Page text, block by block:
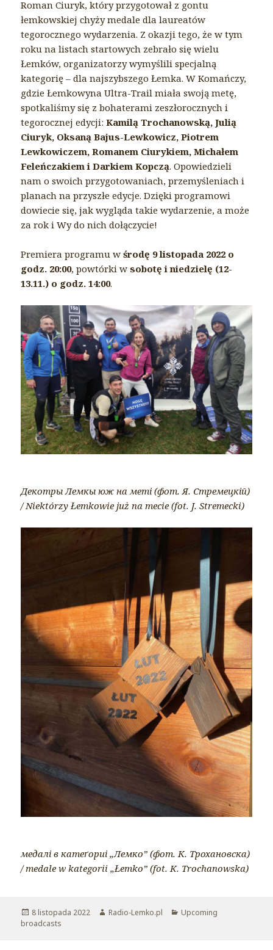
Roman Ciuryk, który przygotował z gontu
łemkowskiej chyży medale dla laureatów
tegorocznego wydarzenia. Z okazji tego, że w tym
roku na listach startowych zebrało się wielu
Łemków, organizatorzy wymyślili specjalną
kategorię – dla najszybszego Łemka. W Komańczy,
gdzie Łemkowyna Ultra-Trail miała swoją metę,
spotkaliśmy się z bohaterami zeszłorocznych i
tegorocznej edycji:Kamilą Trochanowską, Julią
Ciuryk, Oksaną Bajus-Lewkowicz, Piotrem
Lewkowiczem, Romanem Ciurykiem, Michałem
Feleńczakiem i Darkiem Kopczą. Opowiedzieli
nam o swoich przygotowaniach, przemyśleniach i
planach na przyszłe edycje. Dzięki programowi
dowiecie się, jak wygląda takie wydarzenie, a może
za rok i Wy do nich dołączycie!
Premiera programu wśrodę 9 listopada 2022 o
godz. 20:00, powtórki wsobotę i niedzielę (12-
13.11.) o godz. 14:00.
Декотры Лемкы юж на меті (фот. Я. Стремецкій)
/ Niektórzy Łemkowie już na mecie (fot. J. Stremecki)
медалі в катеґориі „Лемко” (фот. К. Трохановска)
/ medale w kategorii „Łemko” (fot. K. Trochanowska)
Opublikowano
8 listopada 2022 Autor
Radio-Lemko.pl Kategorie
Upcoming
broadcasts